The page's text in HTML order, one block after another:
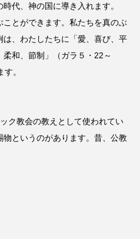
代、神の国に導き入れます。
ことができます。私たちを真のぶ
、わたしたちに「愛、喜び、平
和、節制」（ガラ５・22～
。
ク教会の教えとして使われてい
というのがあります。昔、公教